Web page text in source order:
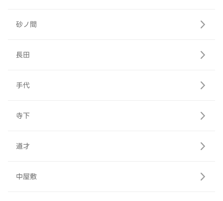
砂ノ間
長田
手代
寺下
道才
中屋敷